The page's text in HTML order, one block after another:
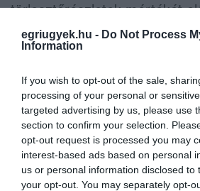
egriugyek.hu - Do Not Process
Information
If you wish to opt-out of the sale,
processing of your personal or
targeted advertising by us, please use
section to confirm your selection.
opt-out request is processed you may
interest-based ads based on personal
us or personal information disclosed to
your opt-out. You may separately opt-
törlesztőrészletek mértékét
pontosan tervezhetővé
kiadással kell számolni a
segít abban, hogy a motor
okozzon váratlan pénzügyi
önerő mértéke általában a
teszi ki, minimum 20%, de
értékétől, vételárától és a
eredményétől függ